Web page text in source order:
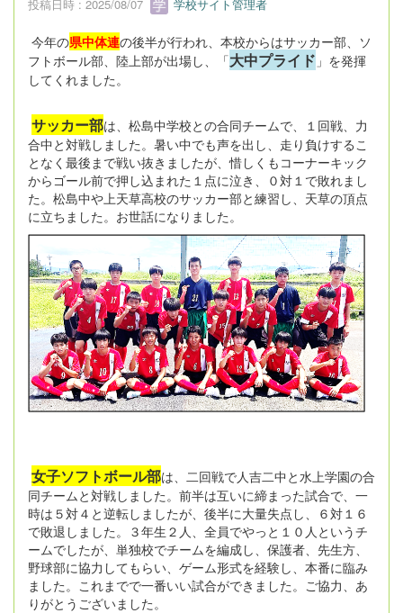
投稿日時 : 2025/08/07 学校サイト管理者
今年の県中体連の後半が行われ、本校からはサッカー部、ソ
フトボール部、陸上部が出場し、「大中プライド 」を発揮
してくれました。
サッカー部は、松島中学校との合同チームで、１回戦、力
合中と対戦しました。暑い中でも声を出し、走り負けするこ
となく最後まで戦い抜きましたが、惜しくもコーナーキック
からゴール前で押し込まれた１点に泣き、０対１で敗れまし
た。松島中や上天草高校のサッカー部と練習し、天草の頂点
に立ちました。お世話になりました。
女子ソフトボール部は、二回戦で人吉二中と水上学園の合
同チームと対戦しました。前半は互いに締まった試合で、一
時は５対４と逆転しましたが、後半に大量失点し、６対１６
で敗退しました。３年生２人、全員でやっと１０人というチ
ームでしたが、単独校でチームを編成し、保護者、先生方、
野球部に協力してもらい、ゲーム形式を経験し、本番に臨み
ました。これまでで一番いい試合ができました。ご協力、あ
りがとうございました。